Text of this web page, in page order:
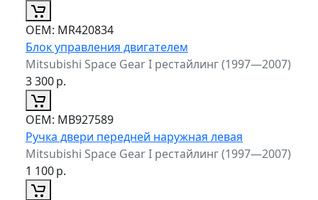
ОЕМ: MR420834
Блок управления двигателем
Mitsubishi Space Gear I рестайлинг (1997—2007)
3 300р.
ОЕМ: MB927589
Ручка двери передней наружная левая
Mitsubishi Space Gear I рестайлинг (1997—2007)
1 100р.